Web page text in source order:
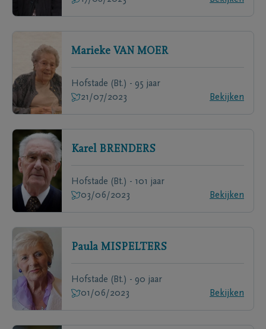
Marieke VAN MOER
Hofstade (Bt.) - 95 jaar
21/07/2023
Bekijken
Karel BRENDERS
Hofstade (Bt.) - 101 jaar
03/06/2023
Bekijken
Paula MISPELTERS
Hofstade (Bt.) - 90 jaar
01/06/2023
Bekijken